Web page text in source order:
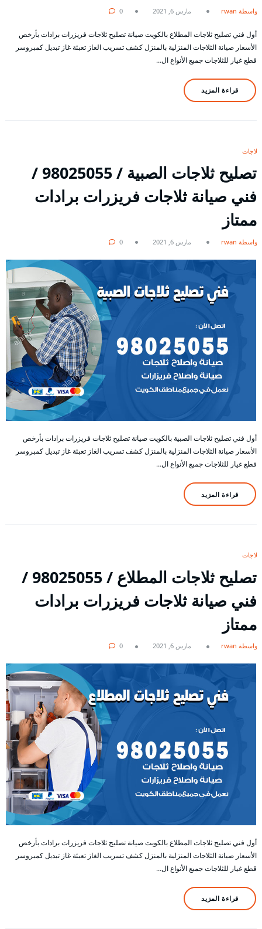
بواسطة rwan مارس 6, 2021 0
أول فني تصليح ثلاجات المطلاع بالكويت صيانة تصليح ثلاجات فريزرات برادات بأرخص
الأسعار صيانة الثلاجات المنزلية بالمنزل كشف تسريب الغاز تعبئة غاز تبديل كمبروسر
قطع غيار للثلاجات جميع الأنواع ال…
قراءة المزيد
ثلاجات
تصليح ثلاجات الصبية / 98025055 /
فني صيانة ثلاجات فريزرات برادات
ممتاز
بواسطة rwan مارس 6, 2021 0
أول فني تصليح ثلاجات الصبية بالكويت صيانة تصليح ثلاجات فريزرات برادات بأرخص
الأسعار صيانة الثلاجات المنزلية بالمنزل كشف تسريب الغاز تعبئة غاز تبديل كمبروسر
قطع غيار للثلاجات جميع الأنواع ال…
قراءة المزيد
ثلاجات
تصليح ثلاجات المطلاع / 98025055 /
فني صيانة ثلاجات فريزرات برادات
ممتاز
بواسطة rwan مارس 6, 2021 0
أول فني تصليح ثلاجات المطلاع بالكويت صيانة تصليح ثلاجات فريزرات برادات بأرخص
الأسعار صيانة الثلاجات المنزلية بالمنزل كشف تسريب الغاز تعبئة غاز تبديل كمبروسر
قطع غيار للثلاجات جميع الأنواع ال…
قراءة المزيد